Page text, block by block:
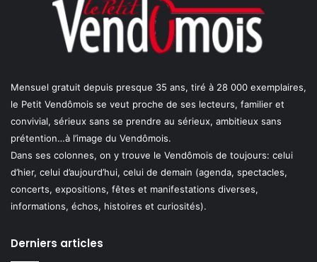
Mensuel gratuit depuis presque 35 ans, tiré à 28 000 exemplaires,
le Petit Vendômois se veut proche de ses lecteurs, familier et
convivial, sérieux sans se prendre au sérieux, ambitieux sans
prétention…à l’image du Vendômois.
Dans ses colonnes, on y trouve le Vendômois de toujours: celui
d’hier, celui d’aujourd’hui, celui de demain (agenda, spectacles,
concerts, expositions, fêtes et manifestations diverses,
informations, échos, histoires et curiosités).
Derniers articles